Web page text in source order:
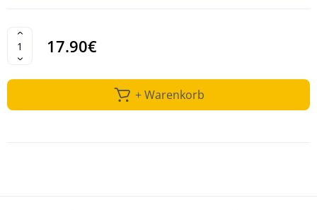
17.90€
+ Warenkorb